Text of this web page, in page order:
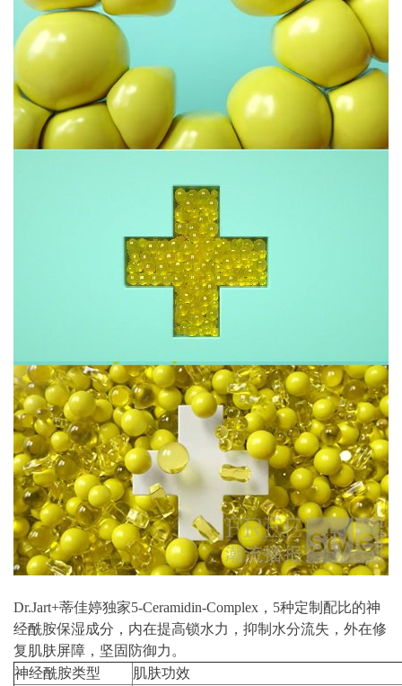
Dr.Jart+蒂佳婷独家5-Ceramidin-Complex，5种定制配比的神
经酰胺保湿成分，内在提高锁水力，抑制水分流失，外在修
复肌肤屏障，坚固防御力。
神经酰胺类型
肌肤功效